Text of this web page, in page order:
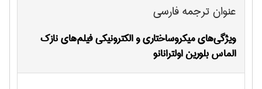
عنوان ترجمه فارسی
ویژگی‌های میکروساختاری و الکترونیکی فیلم‌های نازک
الماس بلورین اولترانانو